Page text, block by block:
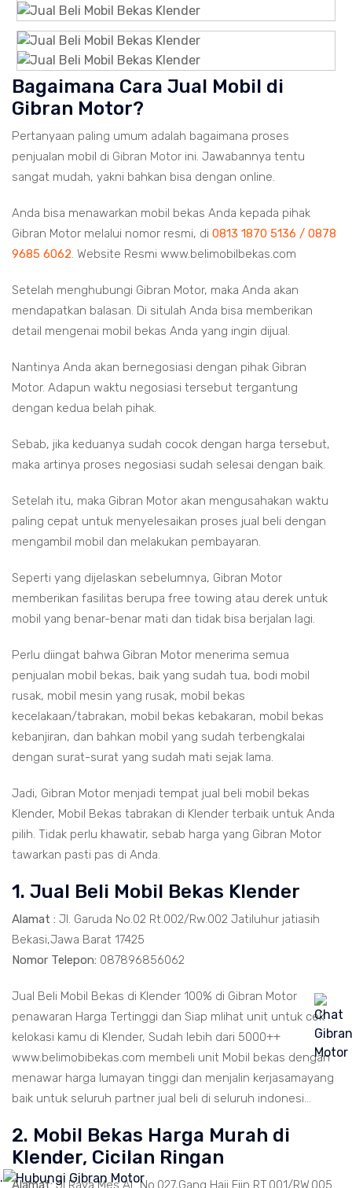
Bagaimana Cara Jual Mobil di
Gibran Motor?
Pertanyaan paling umum adalah bagaimana proses
penjualan mobil di Gibran Motor ini. Jawabannya tentu
sangat mudah, yakni bahkan bisa dengan online.
Anda bisa menawarkan mobil bekas Anda kepada pihak
Gibran Motor melalui nomor resmi, di 0813 1870 5136 / 0878
9685 6062. Website Resmi www.belimobilbekas.com
Setelah menghubungi Gibran Motor, maka Anda akan
mendapatkan balasan. Di situlah Anda bisa memberikan
detail mengenai mobil bekas Anda yang ingin dijual.
Nantinya Anda akan bernegosiasi dengan pihak Gibran
Motor. Adapun waktu negosiasi tersebut tergantung
dengan kedua belah pihak.
Sebab, jika keduanya sudah cocok dengan harga tersebut,
maka artinya proses negosiasi sudah selesai dengan baik.
Setelah itu, maka Gibran Motor akan mengusahakan waktu
paling cepat untuk menyelesaikan proses jual beli dengan
mengambil mobil dan melakukan pembayaran.
Seperti yang dijelaskan sebelumnya, Gibran Motor
memberikan fasilitas berupa free towing atau derek untuk
mobil yang benar-benar mati dan tidak bisa berjalan lagi.
Perlu diingat bahwa Gibran Motor menerima semua
penjualan mobil bekas, baik yang sudah tua, bodi mobil
rusak, mobil mesin yang rusak, mobil bekas
kecelakaan/tabrakan, mobil bekas kebakaran, mobil bekas
kebanjiran, dan bahkan mobil yang sudah terbengkalai
dengan surat-surat yang sudah mati sejak lama.
Jadi, Gibran Motor menjadi tempat jual beli mobil bekas
Klender, Mobil Bekas tabrakan di Klender terbaik untuk Anda
pilih. Tidak perlu khawatir, sebab harga yang Gibran Motor
tawarkan pasti pas di Anda.
1. Jual Beli Mobil Bekas Klender
Alamat : Jl. Garuda No.02 Rt.002/Rw.002 Jatiluhur jatiasih
Bekasi,Jawa Barat 17425
Nomor Telepon: 087896856062
Jual Beli Mobil Bekas di Klender 100% di Gibran Motor
penawaran Harga Tertinggi dan Siap mlihat unit untuk cek
kelokasi kamu di Klender, Sudah lebih dari 5000++
www.belimobibekas.com membeli unit Mobil bekas dengan
menawar harga lumayan tinggi dan menjalin kerjasamayang
baik untuk seluruh partner jual beli di seluruh indonesi...
2. Mobil Bekas Harga Murah di
Klender, Cicilan Ringan
Alamat:Jl Raya Mes AL No.027,Gang Haji Fiin RT.001/RW.005
.